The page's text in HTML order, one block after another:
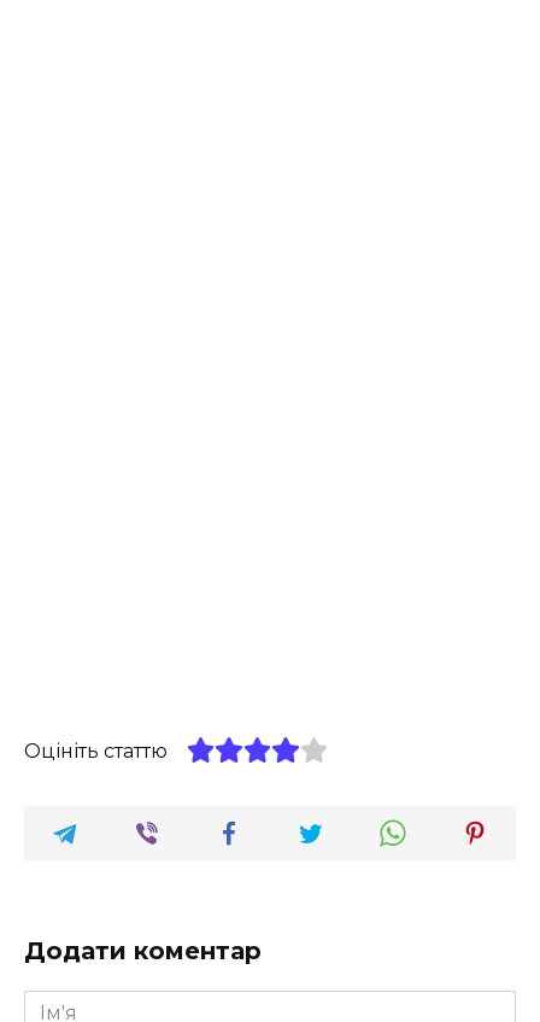
Оцініть статтю
Додати коментар
Ім'я